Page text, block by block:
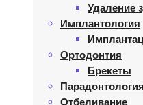
Удаление
Имплантология
Ортодонтия
Брекеты
Парадонтология
Отбеливание